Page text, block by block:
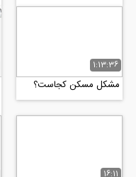
1:13:36
مشکل مسکن کجاست؟
16:11